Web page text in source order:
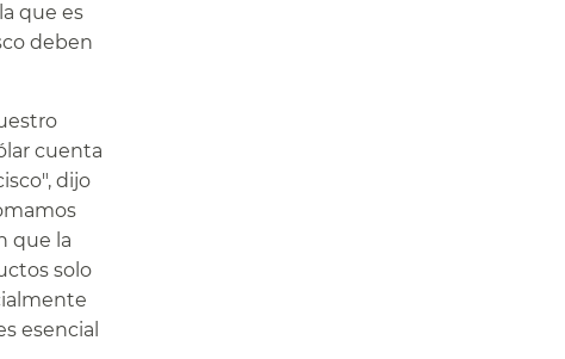
que es
deben
cuenta
dijo
que la
solo
esencial